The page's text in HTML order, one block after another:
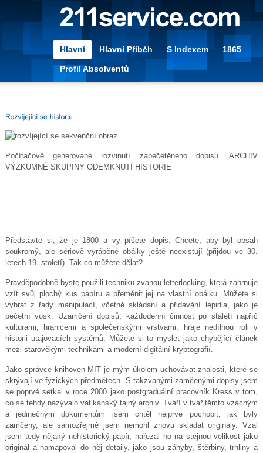
Hlavní Hlavní Příběh S Indexem 1865
Profil Absolventů
Počítačově generované rozvinutí zapečetěného dopisu.
ARCHIV
VÝZKUMNÉ SKUPINY ODEMKNUTÍ HISTORIE
Představte si, že je 1800 a vy píšete dopis. Chcete, aby byl obsah
soukromý, ale sériově vyráběné obálky ještě neexistují (přijdou ve 30.
letech 19. století). Tak co můžete dělat?
Pravděpodobně byste použili techniku ​​zvanou letterlocking, která zahrnuje
vzít svůj plochý kus papíru a přeměnit jej na vlastní obálku. Můžete si
vybrat z řady manipulací, včetně skládání a přidávání lepidla, jako je
pečetní vosk. Uzamčení dopisů, každodenní činnost po staletí napříč
kulturami, hranicemi a společenskými vrstvami, hraje nedílnou roli v
historii utajovacích systémů. Můžete si to myslet jako chybějící článek
mezi starověkými technikami a moderní digitální kryptografií.
Jako správce knihoven MIT je mým úkolem uchovávat znalosti, které se
skrývají ve fyzických předmětech. S takzvanými zamčenými dopisy jsem
se poprvé setkal v roce 2000 jako postgraduální pracovník Kress v tom,
co se tehdy nazývalo vatikánský tajný archiv. Tváří v tvář těmto vzácným
a jedinečným dokumentům jsem chtěl nejprve pochopit, jak byly
zamčeny, ale samozřejmě jsem nemohl znovu skládat originály. Vzal
jsem tedy nějaký nehistorický papír, nařezal ho na stejnou velikost jako
originál a namapoval do něj detaily, jako jsou záhyby, štěrbiny, trhliny a